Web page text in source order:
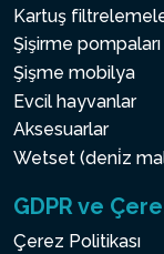
Kartuş
Şişirme pompaları
Şişme mobilya
Evcil hayvanlar
Aksesuarlar
Wetset (deni̇z
GDPR ve
Çerez Politikası